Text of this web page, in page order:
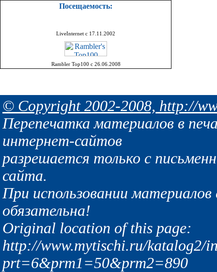
Посещаемость:
LiveInternet с 17.11.2002
Rambler Top100 с 26.06.2008
© Copyright 2002-2008, http://
Перепечатка материалов в
интернет-сайтов
разрешается только с
сайта.
При использовании
обязательна!
Original location of this page:
http://www.mytischi.ru/katalog2/
prt=6&prm1=50&prm2=890